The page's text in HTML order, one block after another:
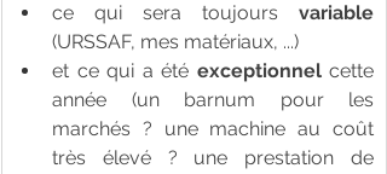
ce qui sera toujours
(URSSAF, mes matériaux, ...)
et ce qui a été exceptionnel cette
année (un barnum pour les
marchés ? une machine au coût
très élevé ? une prestation de